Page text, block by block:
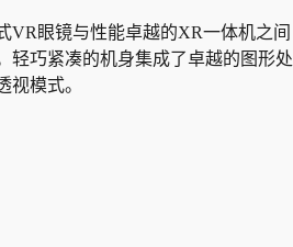
VR眼镜与性能卓越的XR一体机之间
轻巧紧凑的机身集成了卓越的图形处
视模式。